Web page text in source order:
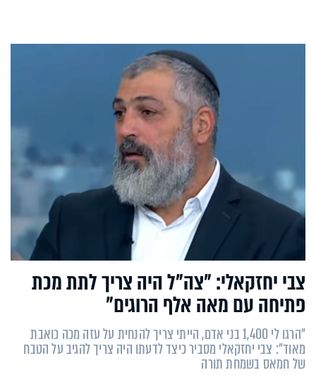
צבי יחזקאלי: "צה"ל היה צריך לתת מכת
פתיחה עם מאה אלף הרוגים"
"הרגו לי 1,400 בני אדם, הייתי צריך להנחית על עזה מכה כואבת
מאוד": צבי יחזקאלי מסביר כיצד לדעתו היה צריך להגיב על הטבח
של חמאס בשמחת תורה